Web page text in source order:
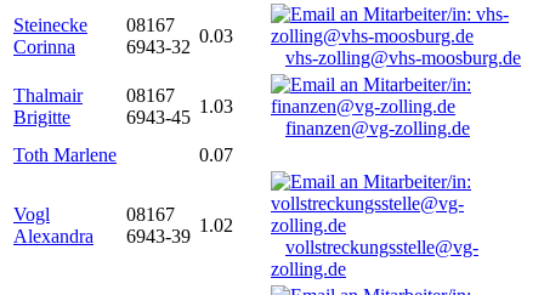
Steinecke
Corinna
08167
6943-32
0.03
vhs-zolling@vhs-moosburg.de
Thalmair
Brigitte
08167
6943-45
1.03
finanzen@vg-zolling.de
Toth Marlene
0.07
Vogl
Alexandra
08167
6943-39
1.02
vollstreckungsstelle@vg-
zolling.de